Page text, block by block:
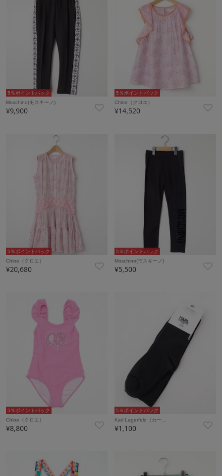
5％ポイントバック
Moschino(モスキーノ)
¥9,900
5％ポイントバック
Chloe（クロエ）
¥14,520
5％ポイントバック
Chloe（クロエ）
¥20,680
5％ポイントバック
Moschino(モスキーノ)
¥5,500
5％ポイントバック
Chloe（クロエ）
¥8,800
5％ポイントバック
Karl Lagerfeld（カー…
¥1,100